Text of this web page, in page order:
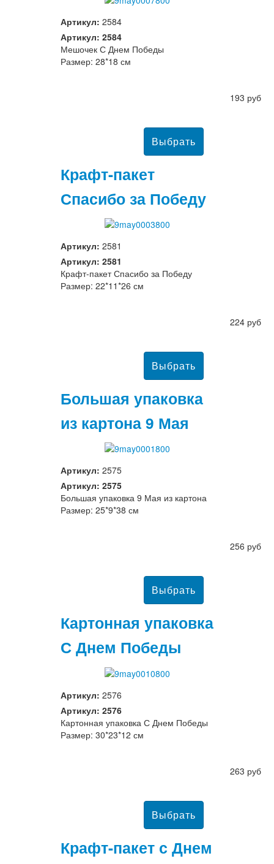
Артикул: 2584
Артикул: 2584
Мешочек С Днем Победы
Размер: 28*18 см
193 руб
Крафт-пакет
Спасибо за Победу
Артикул: 2581
Артикул: 2581
Крафт-пакет Спасибо за Победу
Размер: 22*11*26 см
224 руб
Большая упаковка
из картона 9 Мая
Артикул: 2575
Артикул: 2575
Большая упаковка 9 Мая из картона
Размер: 25*9*38 см
256 руб
Картонная упаковка
С Днем Победы
Артикул: 2576
Артикул: 2576
Картонная упаковка С Днем Победы
Размер: 30*23*12 см
263 руб
Крафт-пакет с Днем